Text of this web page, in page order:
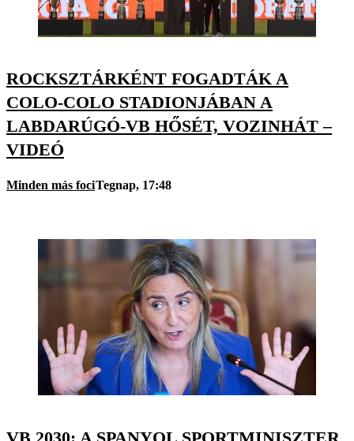
ROCKSZTÁRKÉNT FOGADTÁK A
COLO-COLO STADIONJÁBAN A
LABDARÚGÓ-VB HŐSÉT, VOZINHÁT –
VIDEÓ
Minden más fociTegnap, 17:48